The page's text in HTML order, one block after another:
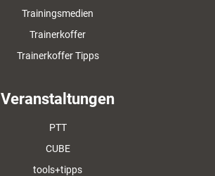
Trainingsmedien
Trainerkoffer
Trainerkoffer Tipps
Veranstaltungen
PTT
CUBE
tools+tipps